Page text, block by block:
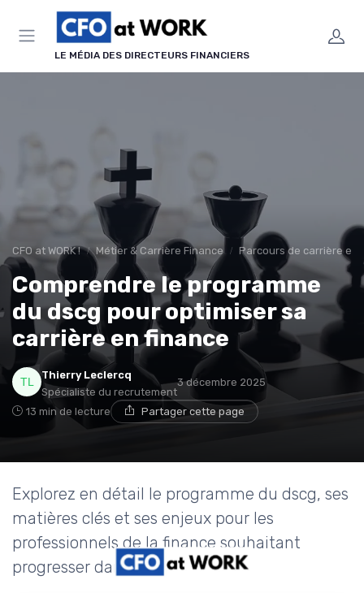
LE MÉDIA DES DIRECTEURS FINANCIERS
CFO at WORK ! Métier & Carrière Finance Parcours de carrière en
Comprendre le programme
du dscg pour optimiser sa
carrière en finance
Thierry Leclercq
Spécialiste du recrutement
3 décembre 2025
13 min de lecture Partager cette page
Explorez en détail le programme du dscg, ses
matières clés et ses enjeux pour les
professionnels de la finance souhaitant
progresser dans leur carrière.
Panneau de gestion des cookies